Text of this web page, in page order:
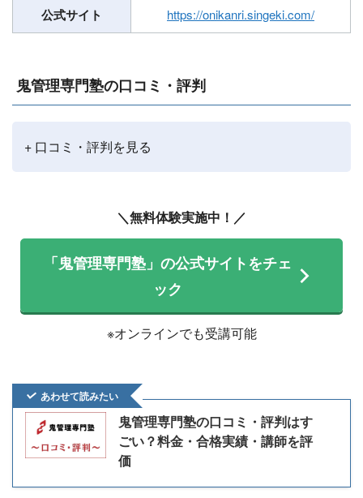
公式サイト https://onikanri.singeki.com/
鬼管理専門塾の口コミ・評判
+ 口コミ・評判を見る
＼無料体験実施中！／
「鬼管理専門塾」の公式サイトをチェ
ック
※オンラインでも受講可能
あわせて読みたい
鬼管理専門塾の口コミ・評判はす
ごい？料金・合格実績・講師を評
価